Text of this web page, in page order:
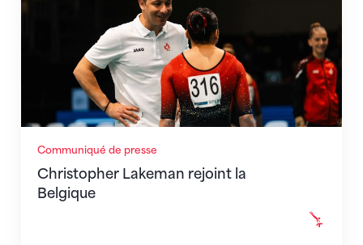
Communiqué de presse
Christopher Lakeman rejoint la
Belgique